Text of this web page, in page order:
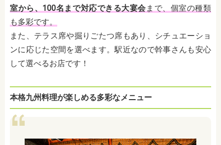
室から、100名まで対応できる大宴会 まで、個室の種類
も多彩です。
また、テラス席や掘りごたつ席もあり、シチュエーショ
ンに応じた空間を選べます。駅近なので幹事さんも安心
して選べるお店です！
本格九州料理が楽しめる多彩なメニュー